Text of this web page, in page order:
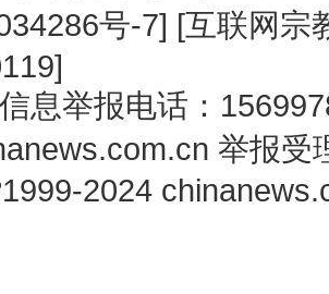
号-7] [互联网宗
]
息举报电话：
举报受
2024